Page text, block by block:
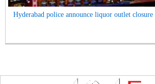
Hyderabad police announce liquor outlet